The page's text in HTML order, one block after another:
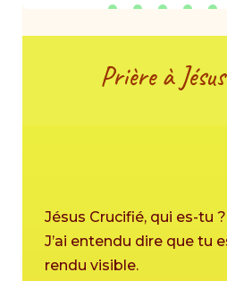
Prière à
Jésus Crucifié, qui es-tu ?
J’ai entendu dire que tu
rendu visible.